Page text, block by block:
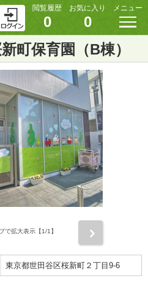
閲覧履歴
0
お気に入り
0
メニュー
町保育園（B棟）
で拡大表示【1/1】
東京都世田谷区桜新町２丁目9-6